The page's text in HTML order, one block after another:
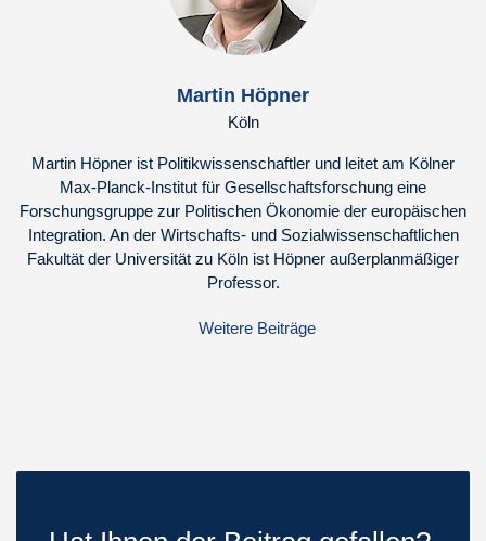
Martin Höpner
Köln
Martin Höpner ist Politikwissenschaftler und leitet am Kölner
Max-Planck-Institut für Gesellschaftsforschung eine
Forschungsgruppe zur Politischen Ökonomie der europäischen
Integration. An der Wirtschafts- und Sozialwissenschaftlichen
Fakultät der Universität zu Köln ist Höpner außerplanmäßiger
Professor.
Weitere Beiträge